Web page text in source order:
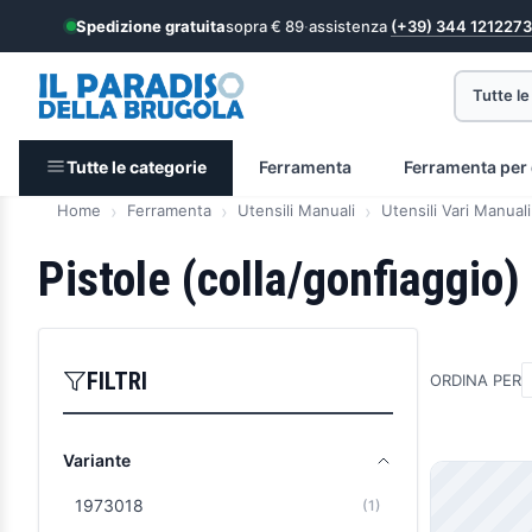
Spedizione gratuitasopra € 89·assistenza (+39) 344 1212273
Tutte
Tutte le categorie Ferramenta Ferramenta
Home Ferramenta Utensili Manuali Utensili Vari Manuali
Pistole (colla/gonfiaggio)
FILTRI
Variante
1973018 (1)
ORDINA PER
Prodotti